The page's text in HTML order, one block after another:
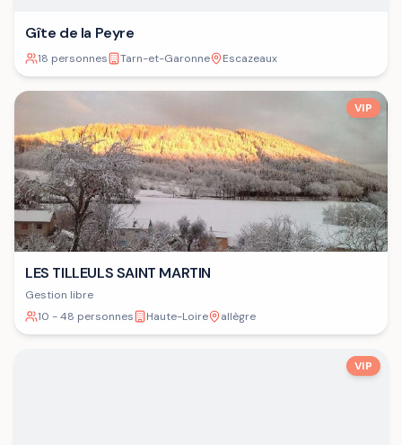
Gîte de la Peyre
18 personnes Tarn-et-Garonne Escazeaux
VIP
LES TILLEULS SAINT MARTIN
Gestion libre
10 - 48 personnes
Haute-Loire allègre
VIP